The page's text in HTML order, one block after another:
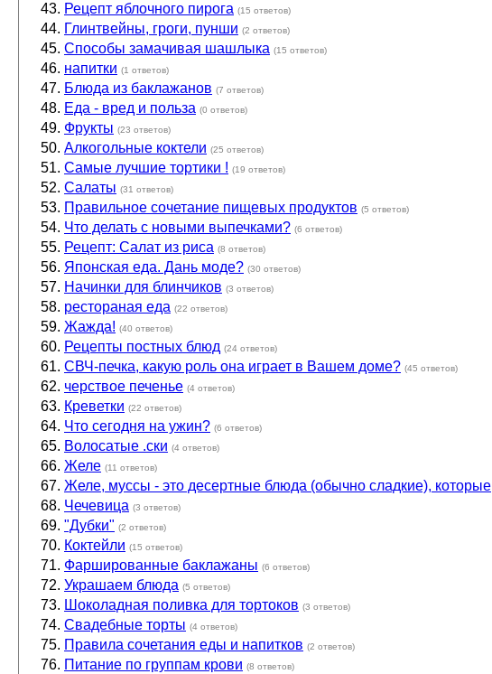
Рецепт яблочного пирога (15 ответов)
Глинтвейны, гроги, пунши (2 ответов)
Способы замачивая шашлыка (15 ответов)
напитки (1 ответов)
Блюда из баклажанов (7 ответов)
Еда - вред и польза (0 ответов)
Фрукты (23 ответов)
Алкогольные коктели (25 ответов)
Самые лучшие тортики ! (19 ответов)
Салаты (31 ответов)
Правильное сочетание пищевых продуктов (5 ответов)
Что делать с новыми выпечками? (6 ответов)
Рецепт: Салат из риса (8 ответов)
Японская еда. Дань моде? (30 ответов)
Начинки для блинчиков (3 ответов)
рестораная еда (22 ответов)
Жажда! (40 ответов)
Рецепты постных блюд (24 ответов)
СВЧ-печка, какую роль она играет в Вашем доме? (45 ответов)
черствое печенье (4 ответов)
Креветки (22 ответов)
Что сегодня на ужин? (6 ответов)
Волосатые .ски (4 ответов)
Желе (11 ответов)
Желе, муссы - это десертные блюда (обычно сладкие), которые
Чечевица (3 ответов)
"Дубки" (2 ответов)
Коктейли (15 ответов)
Фаршированные баклажаны (6 ответов)
Украшаем блюда (5 ответов)
Шоколадная поливка для тортоков (3 ответов)
Свадебные торты (4 ответов)
Правила сочетания еды и напитков (2 ответов)
Питание по группам крови (8 ответов)